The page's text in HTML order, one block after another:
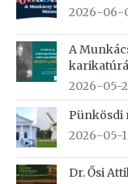
2026-06-
A
2026-05-
Pünkösdi
2026-05-
Dr. Ősi